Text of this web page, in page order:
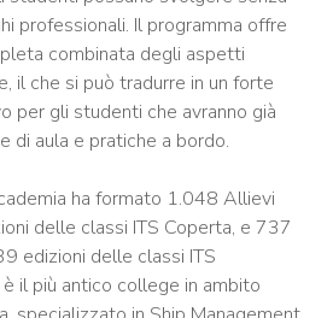
professionali. Il programma offre
combinata degli aspetti
il che si può tradurre in un forte
per gli studenti che avranno già
di aula e pratiche a bordo.
ha formato 1.048 Allievi
delle classi ITS Coperta, e 737
edizioni delle classi ITS
il più antico college in ambito